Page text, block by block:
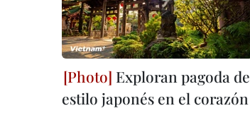
Exploran pagoda de
estilo japonés en el corazón